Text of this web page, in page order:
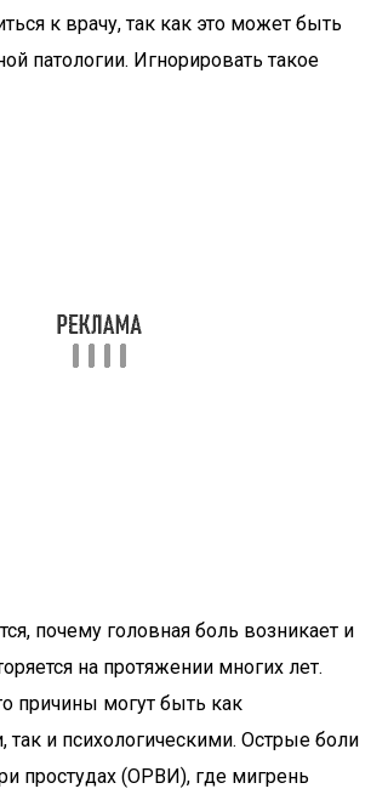
к врачу, так как это может быть
патологии. Игнорировать такое
почему головная боль возникает и
на протяжении многих лет.
причины могут быть как
так и психологическими. Острые боли
простудах (ОРВИ), где мигрень